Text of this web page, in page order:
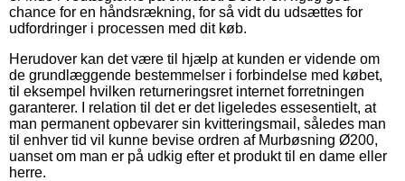
chance for en håndsrækning, for så vidt du udsættes for
udfordringer i processen med dit køb.
Herudover kan det være til hjælp at kunden er vidende om
de grundlæggende bestemmelser i forbindelse med købet,
til eksempel hvilken returneringsret internet forretningen
garanterer. I relation til det er det ligeledes essesentielt, at
man permanent opbevarer sin kvitteringsmail, således man
til enhver tid vil kunne bevise ordren af Murbøsning Ø200,
uanset om man er på udkig efter et produkt til en dame eller
herre.